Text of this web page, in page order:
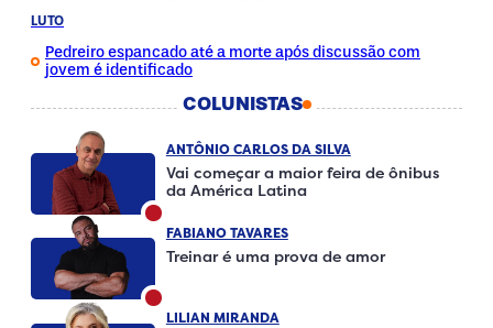
LUTO
Pedreiro espancado até a morte após discussão com
jovem é identificado
COLUNISTAS
ANTÔNIO CARLOS DA SILVA
Vai começar a maior feira de ônibus
da América Latina
FABIANO TAVARES
Treinar é uma prova de amor
LILIAN MIRANDA